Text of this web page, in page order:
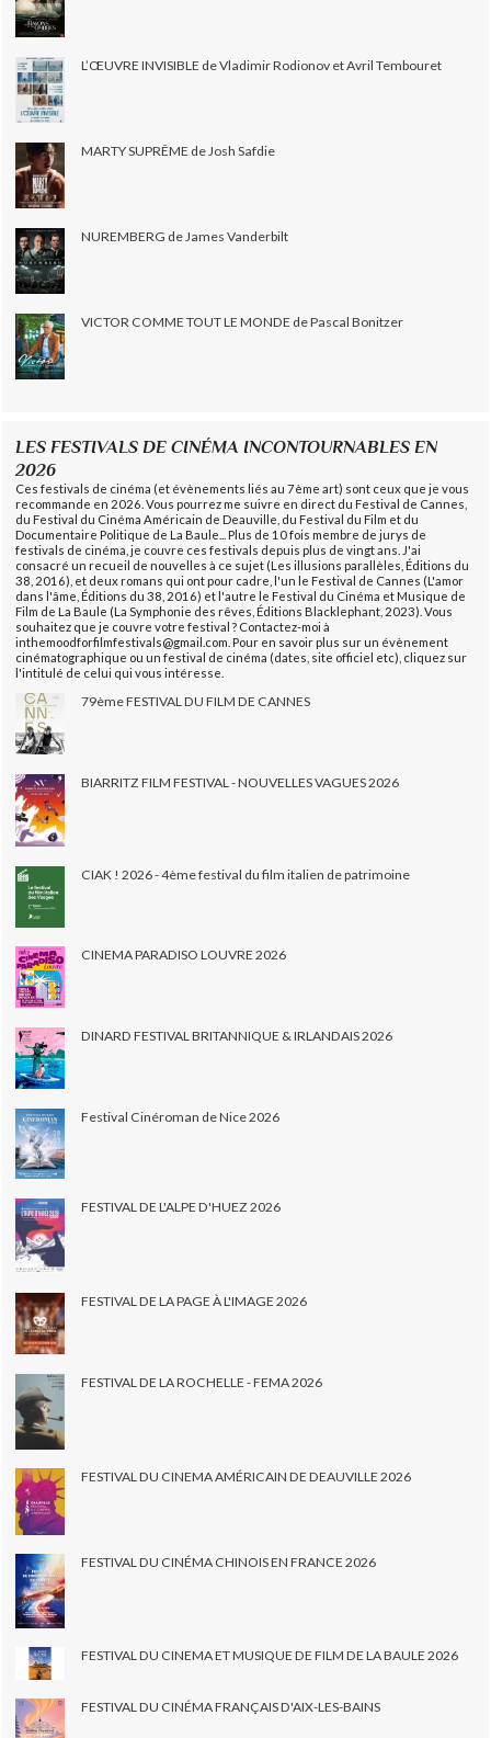
L’ŒUVRE INVISIBLE de Vladimir Rodionov et Avril Tembouret
MARTY SUPRÊME de Josh Safdie
NUREMBERG de James Vanderbilt
VICTOR COMME TOUT LE MONDE de Pascal Bonitzer
LES FESTIVALS DE CINÉMA INCONTOURNABLES EN
2026
Ces festivals de cinéma (et évènements liés au 7ème art) sont ceux que je vous
recommande en 2026. Vous pourrez me suivre en direct du Festival de Cannes,
du Festival du Cinéma Américain de Deauville, du Festival du Film et du
Documentaire Politique de La Baule... Plus de 10 fois membre de jurys de
festivals de cinéma, je couvre ces festivals depuis plus de vingt ans. J'ai
consacré un recueil de nouvelles à ce sujet (Les illusions parallèles, Éditions du
38, 2016), et deux romans qui ont pour cadre, l'un le Festival de Cannes (L'amor
dans l'âme, Éditions du 38, 2016) et l'autre le Festival du Cinéma et Musique de
Film de La Baule (La Symphonie des rêves, Éditions Blacklephant, 2023). Vous
souhaitez que je couvre votre festival ? Contactez-moi à
inthemoodforfilmfestivals@gmail.com. Pour en savoir plus sur un évènement
cinématographique ou un festival de cinéma (dates, site officiel etc), cliquez sur
l'intitulé de celui qui vous intéresse.
79ème FESTIVAL DU FILM DE CANNES
BIARRITZ FILM FESTIVAL - NOUVELLES VAGUES 2026
CIAK ! 2026 - 4ème festival du film italien de patrimoine
CINEMA PARADISO LOUVRE 2026
DINARD FESTIVAL BRITANNIQUE & IRLANDAIS 2026
Festival Cinéroman de Nice 2026
FESTIVAL DE L'ALPE D'HUEZ 2026
FESTIVAL DE LA PAGE À L'IMAGE 2026
FESTIVAL DE LA ROCHELLE - FEMA 2026
FESTIVAL DU CINEMA AMÉRICAIN DE DEAUVILLE 2026
FESTIVAL DU CINÉMA CHINOIS EN FRANCE 2026
FESTIVAL DU CINEMA ET MUSIQUE DE FILM DE LA BAULE 2026
FESTIVAL DU CINÉMA FRANÇAIS D'AIX-LES-BAINS